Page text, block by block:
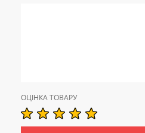
ОЦІНКА ТОВАРУ